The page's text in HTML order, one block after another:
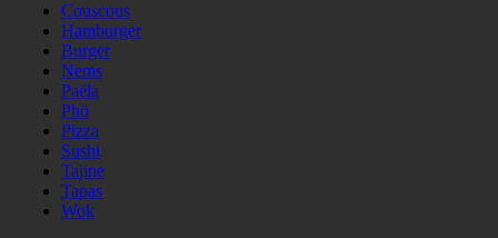
Couscous
Hamburger
Burger
Nems
Paëla
Phö
Pizza
Sushi
Tajine
Tapas
Wok